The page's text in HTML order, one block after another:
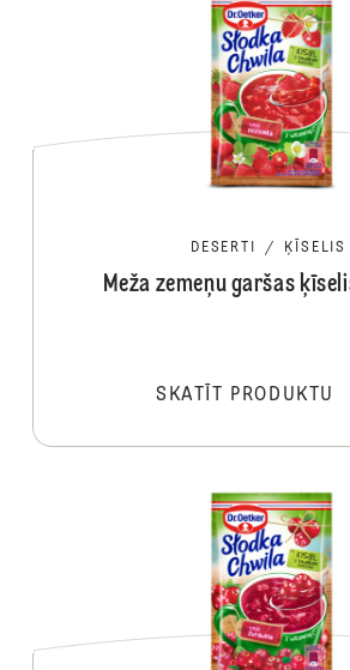
DESERTI / ĶĪSELIS
Meža zemeņu garšas
SKATĪT PRODUKTU